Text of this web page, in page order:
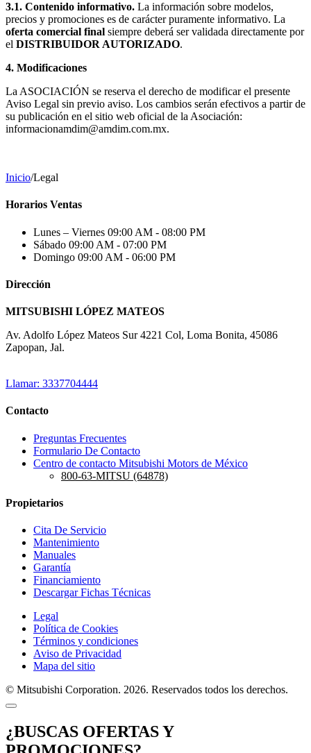
3.1. Contenido informativo. La información sobre modelos,
precios y promociones es de carácter puramente informativo. La
oferta comercial final siempre deberá ser validada directamente por
el DISTRIBUIDOR AUTORIZADO.
4. Modificaciones
La ASOCIACIÓN se reserva el derecho de modificar el presente
Aviso Legal sin previo aviso. Los cambios serán efectivos a partir de
su publicación en el sitio web oficial de la Asociación:
informacionamdim@amdim.com.mx.
Inicio/Legal
Horarios Ventas
Lunes – Viernes 09:00 AM - 08:00 PM
Sábado 09:00 AM - 07:00 PM
Domingo 09:00 AM - 06:00 PM
Dirección
MITSUBISHI LÓPEZ MATEOS
Av. Adolfo López Mateos Sur 4221 Col, Loma Bonita, 45086
Zapopan, Jal.
Llamar: 3337704444
Contacto
Preguntas Frecuentes
Formulario De Contacto
Centro de contacto Mitsubishi Motors de México
800-63-MITSU (64878)
Propietarios
Cita De Servicio
Mantenimiento
Manuales
Garantía
Financiamiento
Descargar Fichas Técnicas
Legal
Política de Cookies
Términos y condiciones
Aviso de Privacidad
Mapa del sitio
© Mitsubishi Corporation. 2026. Reservados todos los derechos.
¿BUSCAS OFERTAS Y